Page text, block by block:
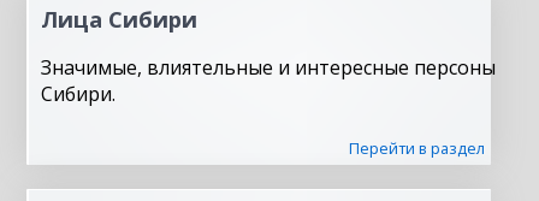
Лица Сибири
Значимые, влиятельные и интересные персоны
Сибири.
Перейти в раздел